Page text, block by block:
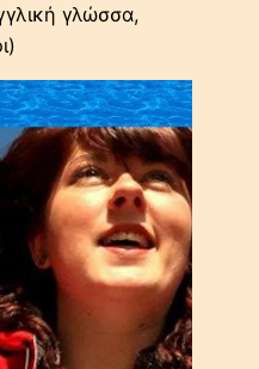
γλώσσα,